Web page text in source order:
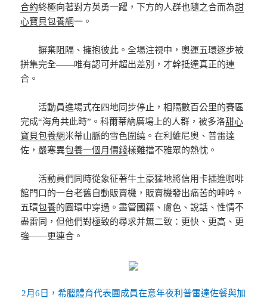
合約終極向著對方英勇一躍，下方的人群也隨之合而為甜
心寶貝包養網一。
摒棄阻隔、擁抱彼此。全場注視中，奧運五環逐步被
拼集完全——唯有認可并超出差別，才幹抵達真正的連
合。
活動員進場式在四地同步停止，相隔數百公里的賽區
完成“海角共此時”。科爾蒂納廣場上的人群，被多洛甜心
寶貝包養網米蒂山脈的雪色圍繞。在利維尼奧、普雷達
佐，嚴寒異包養一個月價錢樣難擋不雅眾的熱忱。
活動員們同時從象征著牛土豪猛地將信用卡插進咖啡
館門口的一台老舊自動販賣機，販賣機發出痛苦的呻吟。
五環包養的圓環中穿過。盡管國籍、膚色、說話、性情不
盡雷同，但他們對極致的尋求并無二致：更快、更高、更
強——更連合。
2月6日，希臘體育代表團成員在意年夜利普雷達佐餐與加